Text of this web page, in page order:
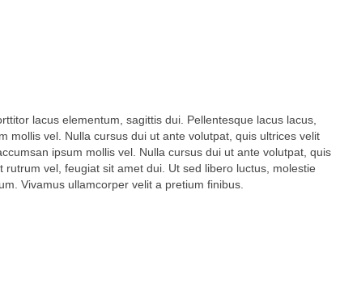
lacus elementum, sagittis dui. Pellentesque lacus lacus,
mollis vel. Nulla cursus dui ut ante volutpat, quis ultrices velit
ipsum mollis vel. Nulla cursus dui ut ante volutpat, quis
vel, feugiat sit amet dui. Ut sed libero luctus, molestie
Vivamus ullamcorper velit a pretium finibus.